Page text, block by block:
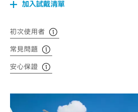
加入試戴清單
初次使用者
常見問題
安心保證